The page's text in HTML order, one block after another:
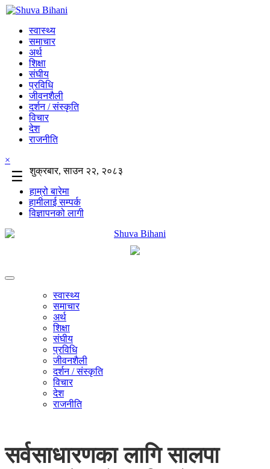
स्वास्थ्य
समाचार
अर्थ
शिक्षा
संघीय
प्रविधि
जीवनशैली
दर्शन / संस्कृति
विचार
देश
राजनीति
×
☰
शुक्रबार, साउन २२, २०८३
हाम्रो बारेमा
हामीलाई सम्पर्क
विज्ञापनको लागी
स्वास्थ्य
समाचार
अर्थ
शिक्षा
संघीय
प्रविधि
जीवनशैली
दर्शन / संस्कृति
विचार
देश
राजनीति
सर्वसाधारणका लागि सालपा